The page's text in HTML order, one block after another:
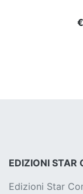
EDIZIONI STAR
Edizioni Star